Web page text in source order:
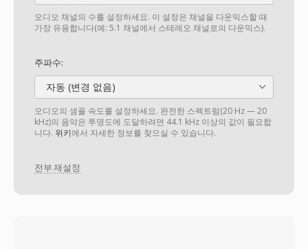
오디오 채널의 수를 설정하세요. 이 설정은 채널을 다운믹스할 때
가장 유용합니다(예: 5.1 채널에서 스테레오 채널로의 다운믹스).
주파수:
자동 (변경 없음)
오디오의 샘플 속도를 설정하세요. 완전한 스펙트럼(20 Hz — 20
kHz)의 음악은 투명도에 도달하려면 44.1 kHz 이상의 값이 필요합
니다. 위키에서 자세한 정보를 찾으실 수 있습니다.
전부 재설정